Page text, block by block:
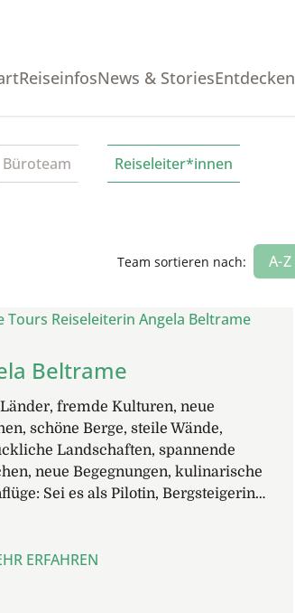
ReiseinfosNews & StoriesEntdecken
Büroteam Reiseleiter*innen
Team sortieren nach: A-Z
Beltrame
fremde Kulturen, neue
schöne Berge, steile Wände,
Landschaften, spannende
neue Begegnungen, kulinarische
Sei es als Pilotin, Bergsteigerin…
ERFAHREN